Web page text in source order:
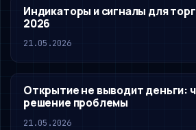
Индикаторы и сигналы для
2026
21.05.2026
Открытие не выводит деньги:
решение проблемы
21.05.2026